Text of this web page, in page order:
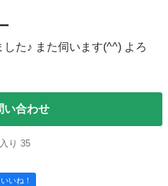
た♪ また伺います(^^) よろ
い合わせ
り 35
いいね！